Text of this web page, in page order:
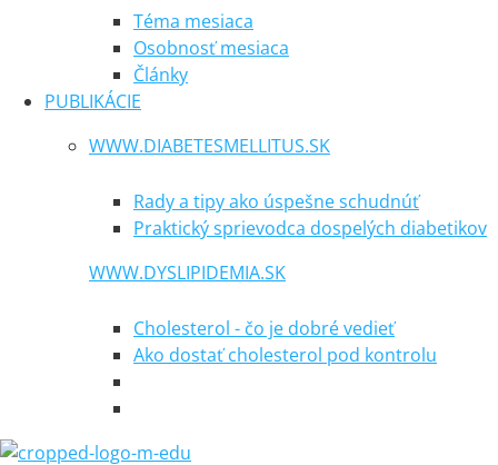
Téma mesiaca
Osobnosť mesiaca
Články
PUBLIKÁCIE
WWW.DIABETESMELLITUS.SK
Rady a tipy ako úspešne schudnúť
Praktický sprievodca dospelých diabetikov
WWW.DYSLIPIDEMIA.SK
Cholesterol - čo je dobré vedieť
Ako dostať cholesterol pod kontrolu